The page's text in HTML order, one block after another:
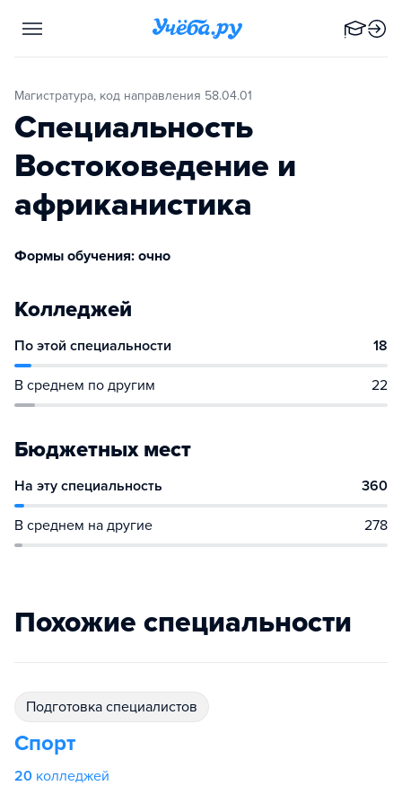
Магистратура, код направления 58.04.01
Специальность
Востоковедение и
африканистика
Формы обучения: очно
Колледжей
По этой специальности 18
В среднем по другим 22
Бюджетных мест
На эту специальность 360
В среднем на другие 278
Похожие специальности
подготовка специалистов
Спорт
20 колледжей